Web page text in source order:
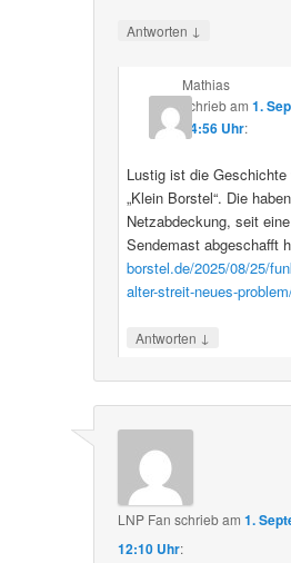
Antworten ↓
Mathias
schriebam 1.
14:56 Uhr:
Lustig ist die
„Klein Borstel“. Die
Netzabdeckung, seit
Sendemast abgeschafft
borstel.de/2025/08/25/
alter-streit-neues-
Antworten ↓
LNP Fan schriebam1.
12:10 Uhr: